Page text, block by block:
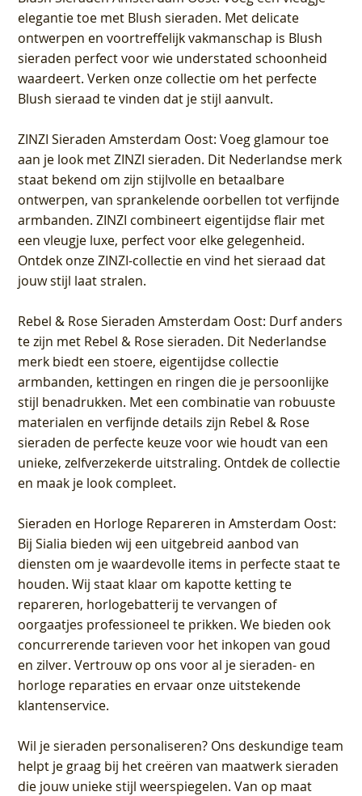
elegantie toe met Blush sieraden. Met delicate
ontwerpen en voortreffelijk vakmanschap is Blush
sieraden perfect voor wie understated schoonheid
waardeert. Verken onze collectie om het perfecte
Blush sieraad te vinden dat je stijl aanvult.
ZINZI Sieraden Amsterdam Oost: Voeg glamour toe
aan je look met ZINZI sieraden. Dit Nederlandse merk
staat bekend om zijn stijlvolle en betaalbare
ontwerpen, van sprankelende oorbellen tot verfijnde
armbanden. ZINZI combineert eigentijdse flair met
een vleugje luxe, perfect voor elke gelegenheid.
Ontdek onze ZINZI-collectie en vind het sieraad dat
jouw stijl laat stralen.
Rebel & Rose Sieraden Amsterdam Oost: Durf anders
te zijn met Rebel & Rose sieraden. Dit Nederlandse
merk biedt een stoere, eigentijdse collectie
armbanden, kettingen en ringen die je persoonlijke
stijl benadrukken. Met een combinatie van robuuste
materialen en verfijnde details zijn Rebel & Rose
sieraden de perfecte keuze voor wie houdt van een
unieke, zelfverzekerde uitstraling. Ontdek de collectie
en maak je look compleet.
Sieraden en Horloge Repareren in Amsterdam Oost:
Bij Sialia bieden wij een uitgebreid aanbod van
diensten om je waardevolle items in perfecte staat te
houden. Wij staat klaar om kapotte ketting te
repareren, horlogebatterij te vervangen of
oorgaatjes professioneel te prikken. We bieden ook
concurrerende tarieven voor het inkopen van goud
en zilver. Vertrouw op ons voor al je sieraden- en
horloge reparaties en ervaar onze uitstekende
klantenservice.
Wil je sieraden personaliseren? Ons deskundige team
helpt je graag bij het creëren van maatwerk sieraden
die jouw unieke stijl weerspiegelen. Van op maat